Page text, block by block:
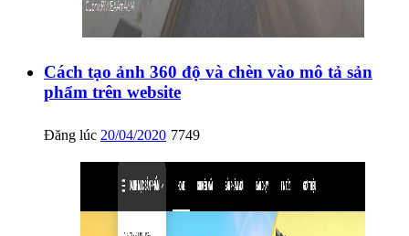
Cách tạo ảnh 360 độ và chèn vào mô tả sản
phẩm trên website
Đăng lúc 20/04/2020 7749